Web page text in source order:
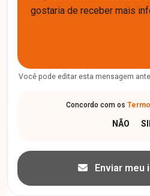
Você pode editar esta mensagem
Concordo com os
Enviar meu